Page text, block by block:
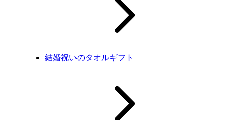
結婚祝いのタオルギフト